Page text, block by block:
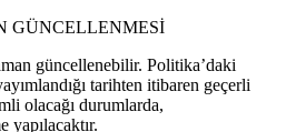
GÜNCELLENMESİ
güncellenebilir. Politika’daki
tarihten itibaren geçerli
olacağı durumlarda,
yapılacaktır.